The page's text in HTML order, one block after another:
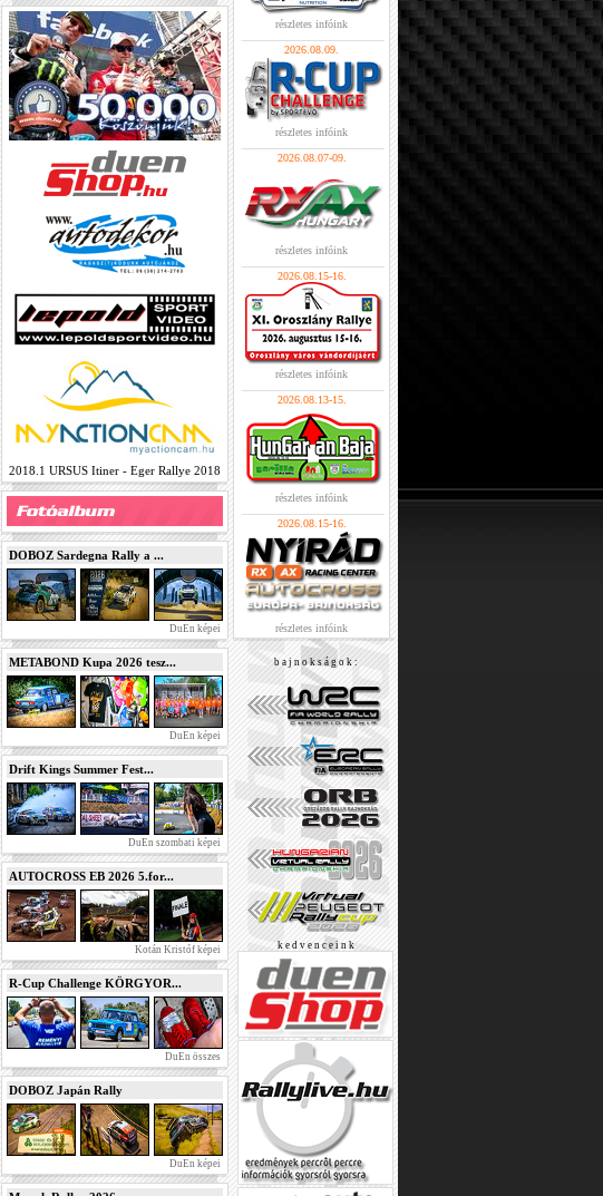
2018.1 URSUS Itiner - Eger Rallye 2018
DOBOZ Sardegna Rally a ...
DuEn képei
METABOND Kupa 2026 tesz...
DuEn képei
Drift Kings Summer Fest...
DuEn szombati képei
AUTOCROSS EB 2026 5.for...
Kotán Kristóf képei
R-Cup Challenge KÖRGYOR...
DuEn összes
DOBOZ Japán Rally
DuEn képei
részletes infóink
2026.08.09.
részletes infóink
2026.08.07-09.
részletes infóink
2026.08.15-16.
részletes infóink
2026.08.13-15.
részletes infóink
2026.08.15-16.
részletes infóink
b a j n o k s á g o k :
k e d v e n c e i n k